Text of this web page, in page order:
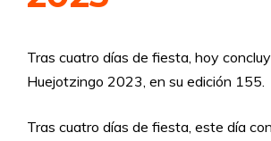
Tras cuatro días de fiesta, hoy
Huejotzingo 2023, en su edición 155.
Tras cuatro días de fiesta, este día